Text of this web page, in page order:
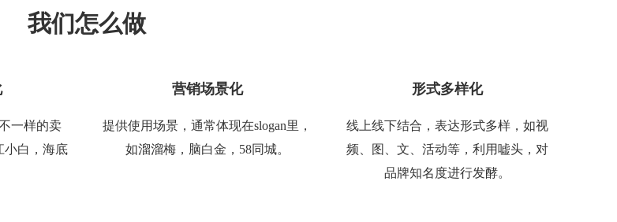
我们怎么做
一样的卖
小白，海底
营销场景化
提供使用场景，通常体现在slogan里，
如溜溜梅，脑白金，58同城。
形式多样化
线上线下结合，表达形式多样，如视
频、图、文、活动等，利用嘘头，对
品牌知名度进行发酵。